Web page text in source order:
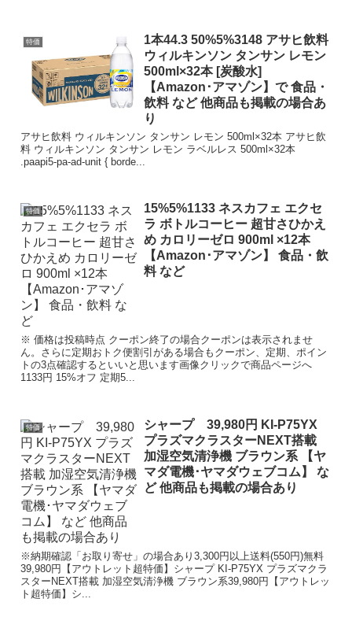
特価
1本44.3 50%5%3148 アサヒ飲料
ウィルキンソン タンサン レモン
500ml×32本 [炭酸水]
【Amazon･アマゾン】で 食品・
飲料 など 他商品も掲載の場合あ
り
アサヒ飲料 ウィルキンソン タンサン レモン 500ml×32本 アサヒ飲
料 ウィルキンソン タンサン レモン ラベルレス 500ml×32本
.paapi5-pa-ad-unit { borde...
特価
15%5%1133 ネスカフェ エクセ
ラ ボトルコーヒー 超甘さひかえ
め カロリーゼロ 900ml ×12本
【Amazon･アマゾン】 食品・飲
料 など
※ 価格は投稿時点 クーポン終了の場合クーポンは表示されませ
ん。さらに定期おトク便割引がある場合もクーポン、定期、ポイン
トの3点確認するといいと思います画像クリックで商品ページへ
1133円 15%オフ 定期5...
特価
シャープ 39,980円 KI-P75YX
プラズマクラスターNEXT搭載
加湿空気清浄機 ブラウン系 【ヤ
マダ電機･ヤマダウェブコム】 な
ど 他商品も掲載の場合あり
※納期確認「お取り寄せ」の場合あり3,300円以上送料(550円)無料
39,980円【アウトレット超特価】シャープ KI-P75YX プラズマクラ
スターNEXT搭載 加湿空気清浄機 ブラウン系39,980円【アウトレッ
ト超特価】シ...